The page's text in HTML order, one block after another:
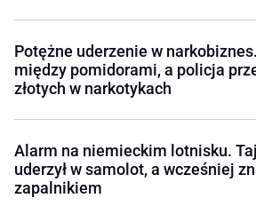
Potężne uderzenie w
między pomidorami, a policja
złotych w narkotykach
Alarm na niemieckim lotnisku.
uderzył w samolot, a wcześniej
zapalnikiem